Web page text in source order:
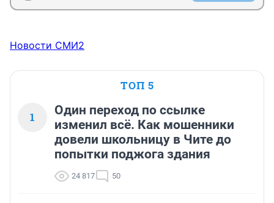
Новости СМИ2
ТОП 5
1
Один переход по ссылке
изменил всё. Как мошенники
довели школьницу в Чите до
попытки поджога здания
24 817 50